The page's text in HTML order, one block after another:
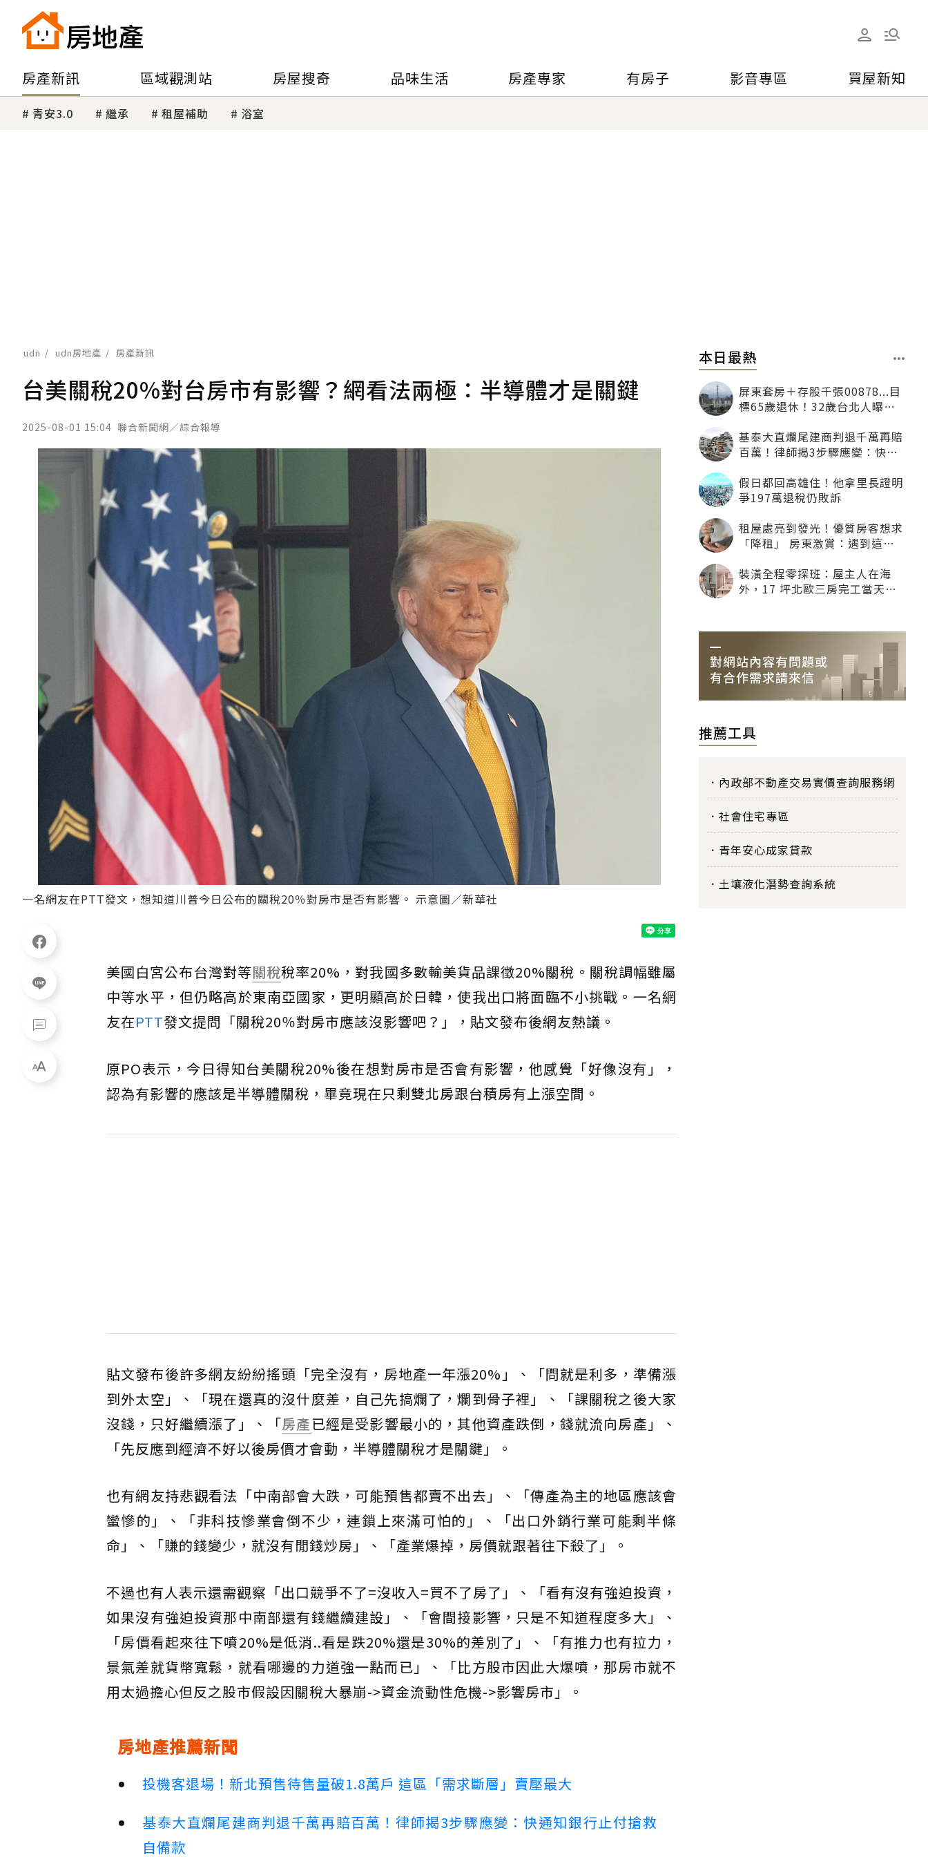
房產新訊 區域觀測站 房屋搜奇 品味生活 房產專家 有房子 影音專區 買屋新知
青安3.0 繼承 租屋補助 浴室
udn udn房地產 房產新訊
台美關稅20%對台房市有影響？網看法兩極：半導體才是關鍵
2025-08-01 15:04 聯合新聞網／綜合報導
一名網友在PTT發文，想知道川普今日公布的關稅20％對房市是否有影響。 示意圖／新華社
美國白宮公布台灣對等關稅稅率20%，對我國多數輸美貨品課徵20%關稅。關稅調幅雖屬
中等水平，但仍略高於東南亞國家，更明顯高於日韓，使我出口將面臨不小挑戰。一名網
友在PTT發文提問「關稅20％對房市應該沒影響吧？」，貼文發布後網友熱議。
原PO表示，今日得知台美關稅20%後在想對房市是否會有影響，他感覺「好像沒有」，
認為有影響的應該是半導體關稅，畢竟現在只剩雙北房跟台積房有上漲空間。
貼文發布後許多網友紛紛搖頭「完全沒有，房地產一年漲20%」、「問就是利多，準備漲
到外太空」、「現在還真的沒什麼差，自己先搞爛了，爛到骨子裡」、「課關稅之後大家
沒錢，只好繼續漲了」、「房產已經是受影響最小的，其他資產跌倒，錢就流向房產」、
「先反應到經濟不好以後房價才會動，半導體關稅才是關鍵」。
也有網友持悲觀看法「中南部會大跌，可能預售都賣不出去」、「傳產為主的地區應該會
蠻慘的」、「非科技慘業會倒不少，連鎖上來滿可怕的」、「出口外銷行業可能剩半條
命」、「賺的錢變少，就沒有閒錢炒房」、「產業爆掉，房價就跟著往下殺了」。
不過也有人表示還需觀察「出口競爭不了=沒收入=買不了房了」、「看有沒有強迫投資，
如果沒有強迫投資那中南部還有錢繼續建設」、「會間接影響，只是不知道程度多大」、
「房價看起來往下噴20%是低消..看是跌20%還是30%的差別了」、「有推力也有拉力，
景氣差就貨幣寬鬆，就看哪邊的力道強一點而已」、「比方股市因此大爆噴，那房市就不
用太過擔心但反之股市假設因關稅大暴崩->資金流動性危機->影響房市」。
房地產推薦新聞
投機客退場！新北預售待售量破1.8萬戶 這區「需求斷層」賣壓最大
基泰大直爛尾建商判退千萬再賠百萬！律師揭3步驟應變：快通知銀行止付搶救
自備款
本日最熱
屏東套房＋存股千張00878...目
標65歲退休！32歲台北人曝：
基泰大直爛尾建商判退千萬再賠
百萬！律師揭3步驟應變：快通
假日都回高雄住！他拿里長證明
爭197萬退稅仍敗訴
租屋處亮到發光！優質房客想求
「降租」 房東激賞：遇到這種
裝潢全程零探班：屋主人在海
外，17 坪北歐三房完工當天才
推薦工具
內政部不動產交易實價查詢服務網
社會住宅專區
青年安心成家貸款
土壤液化潛勢查詢系統